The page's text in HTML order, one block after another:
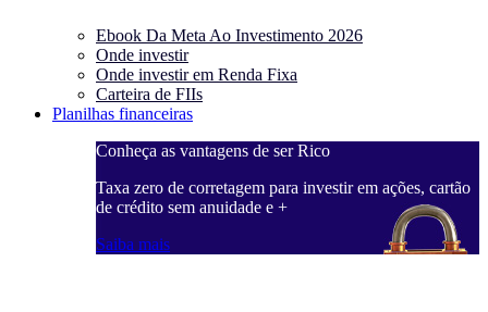
Ebook Da Meta Ao Investimento 2026
Onde investir
Onde investir em Renda Fixa
Carteira de FIIs
Planilhas financeiras
Conheça as vantagens de ser Rico
Taxa zero de corretagem para investir em ações, cartão
de crédito sem anuidade e +
Saiba mais